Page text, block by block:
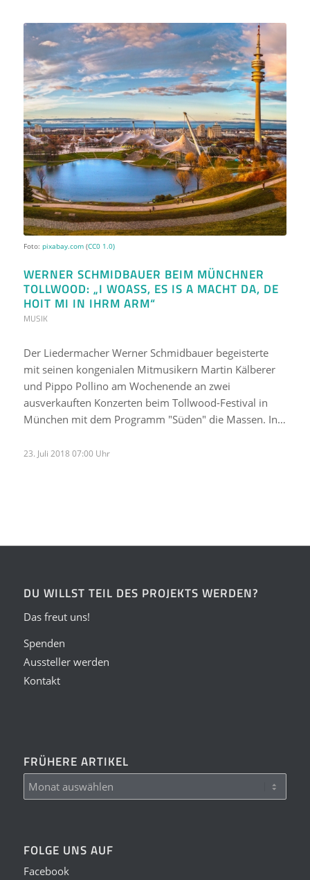
Foto: pixabay.com(CC0 1.0)
WERNER SCHMIDBAUER BEIM MÜNCHNER
TOLLWOOD: „I WOASS, ES IS A MACHT DA, DE H
OIT MI IN IHRM ARM“
MUSIK
Der Liedermacher Werner Schmidbauer begeisterte
mit seinen kongenialen Mitmusikern Martin Kälberer
und Pippo Pollino am Wochenende an zwei
ausverkauften Konzerten beim Tollwood-Festival in
München mit dem Programm "Süden" die Massen. In…
23. Juli 2018 07:00 Uhr
DU WILLST TEIL DES PROJEKTS WERDEN?
Das freut uns!
Spenden
Aussteller werden
Kontakt
FRÜHERE ARTIKEL
FOLGE UNS AUF
Facebook